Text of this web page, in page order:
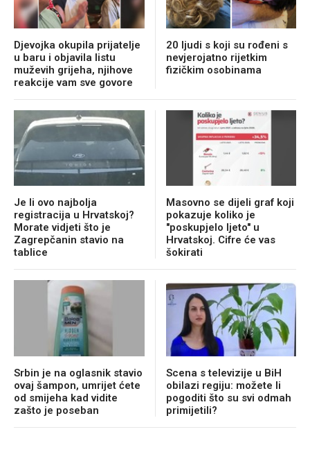
Djevojka okupila prijatelje
u baru i objavila listu
muževih grijeha, njihove
reakcije vam sve govore
20 ljudi s koji su rođeni s
nevjerojatno rijetkim
fizičkim osobinama
Je li ovo najbolja
registracija u Hrvatskoj?
Morate vidjeti što je
Zagrepčanin stavio na
tablice
Masovno se dijeli graf koji
pokazuje koliko je
"poskupjelo ljeto" u
Hrvatskoj. Cifre će vas
šokirati
Srbin je na oglasnik stavio
ovaj šampon, umrijet ćete
od smijeha kad vidite
zašto je poseban
Scena s televizije u BiH
obilazi regiju: možete li
pogoditi što su svi odmah
primijetili?